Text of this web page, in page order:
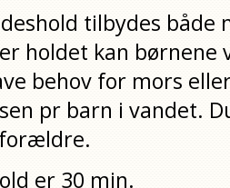
tilbydes både
holdet kan
behov for mors
pr barn i vandet.
er 30 min.